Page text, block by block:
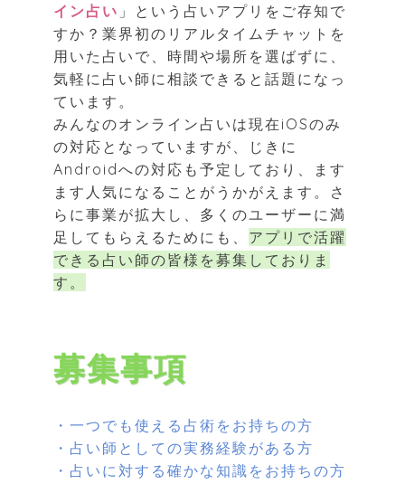
イン占い 」という占いアプリをご存知で
すか？業界初のリアルタイムチャットを
用いた占いで、時間や場所を選ばずに、
気軽に占い師に相談できると話題になっ
ています。
みんなのオンライン占いは現在iOSのみ
の対応となっていますが、じきに
Androidへの対応も予定しており、ます
ます人気になることがうかがえます。さ
らに事業が拡大し、多くのユーザーに満
足してもらえるためにも、 アプリで活躍
できる占い師の皆様を募集しておりま
す。
募集事項
・一つでも使える占術をお持ちの方
・占い師としての実務経験がある方
・占いに対する確かな知識をお持ちの方